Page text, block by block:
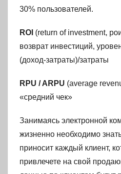
30% пользователей.
ROI (return of investment,
возврат инвестиций,
(доход-затраты)/затраты
RPU / ARPU (average
«средний чек»
Занимаясь электронной
жизненно необходимо
приносит каждый клиент,
привлечете на свой